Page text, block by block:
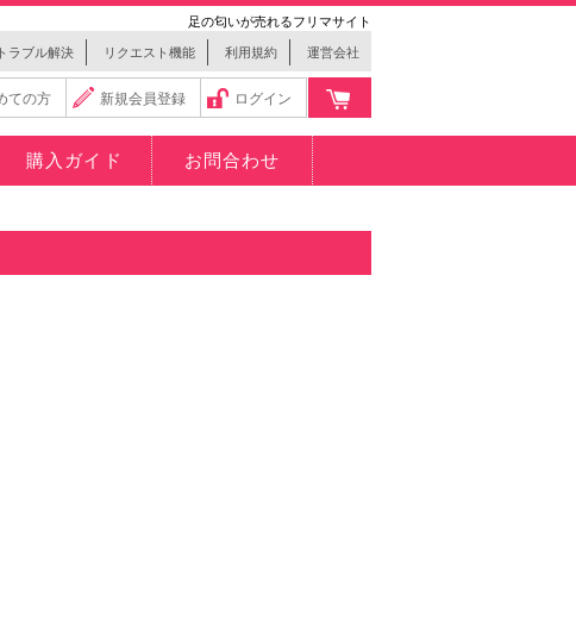
足の匂いが売れるフリマサイト
ラブル解決 リクエスト機能 利用規約 運営会社
ての方 新規会員登録 ログイン
購入ガイド お問合わせ